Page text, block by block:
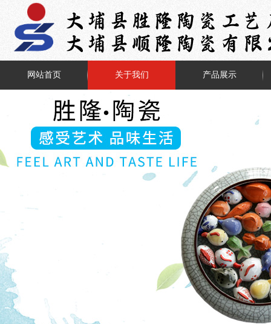
网站首页 关于我们 产品展示